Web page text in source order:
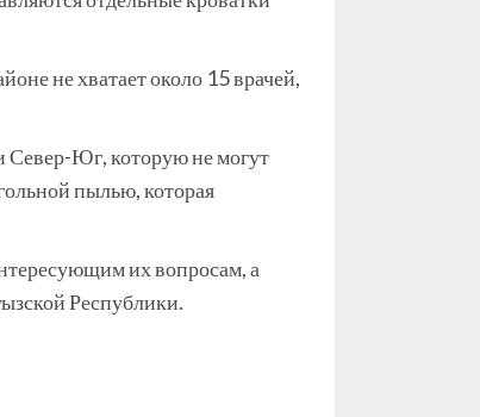
не хватает около 15 врачей,
Север-Юг, которую не могут
пылью, которая
их вопросам, а
Республики.